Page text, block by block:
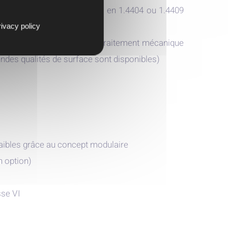
composants humides en 1.4404 ou 1.4409
µm peut être obtenue par traitement mécanique
qualités de surface sont disponibles)
grâce au concept modulaire
option)
VI
policy